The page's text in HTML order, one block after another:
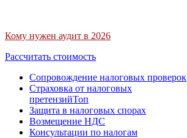
Кому нужен аудит в 2026
Рассчитать стоимость
Сопровождение налоговых проверок
Страховка от налоговых
претензийТоп
Защита в налоговых спорах
Возмещение НДС
Консультации по налогам